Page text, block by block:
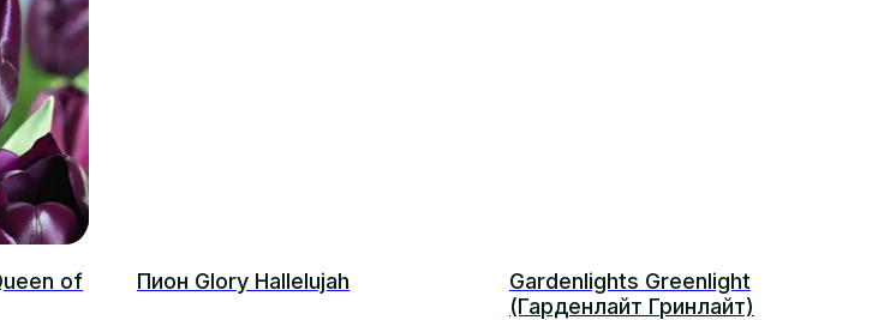
of
Пион Glory Hallelujah
Gardenlights Greenlight
(Гарденлайт Гринлайт)